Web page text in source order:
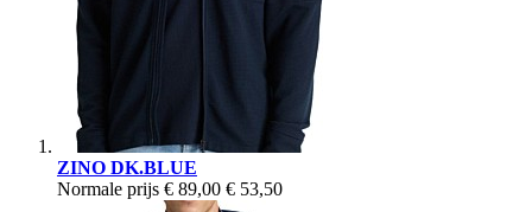
ZINO DK.BLUE
Normale prijs € 89,00 € 53,50